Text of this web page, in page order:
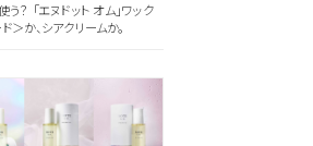
う？ 「エヌドット オム」ワック
＞か、シアクリームか。